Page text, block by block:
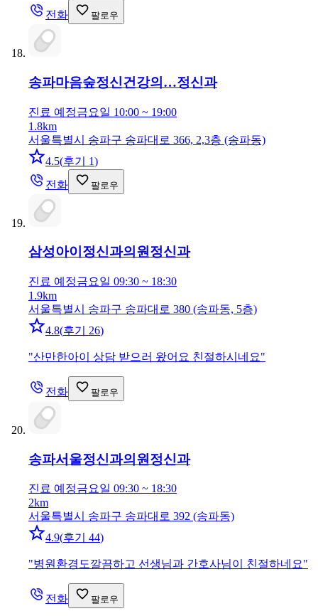
전화 팔로우
송파마음숲정신건강의…정신과
진료 예정금요일 10:00 ~ 19:00
1.8km
서울특별시 송파구 송파대로 366, 2,3층 (송파동)
4.5(후기 1)
전화
팔로우
삼성아이정신과의원정신과
진료 예정금요일 09:30 ~ 18:30
1.9km
서울특별시 송파구 송파대로 380 (송파동, 5층)
4.8(후기 26)
"산만한아이 상담 받으러 왔어요 친절하시네요"
전화 팔로우
송파서울정신과의원 정신과
진료 예정금요일 09:30 ~ 18:30
2km
서울특별시 송파구 송파대로 392 (송파동)
4.9(후기 44)
"병원환경도깔끔하고 선생님과 간호사님이 친절하네요"
전화 팔로우